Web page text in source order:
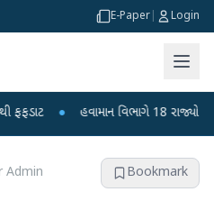
E-Paper Login
● હવામાન વિભાગે 18 રાજ્યો માટે ભારે
Admin Bookmark